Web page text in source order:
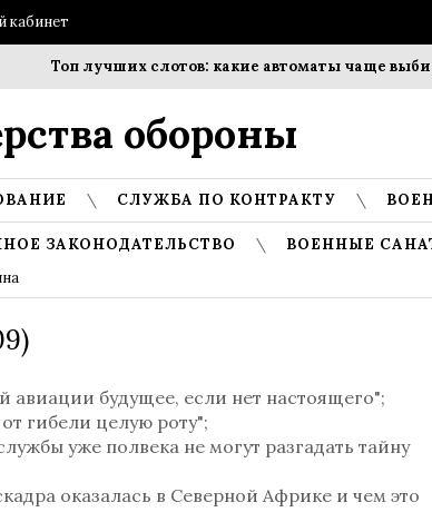
кабинет
Топ лучших слотов: какие автоматы чаще
обороны
СЛУЖБА ПО КОНТРАКТУ
ЗАКОНОДАТЕЛЬСТВО ВОЕННЫЕ
авиации будущее, если нет настоящего";
гибели целую роту";
уже полвека не могут разгадать тайну
оказалась в Северной Африке и чем это